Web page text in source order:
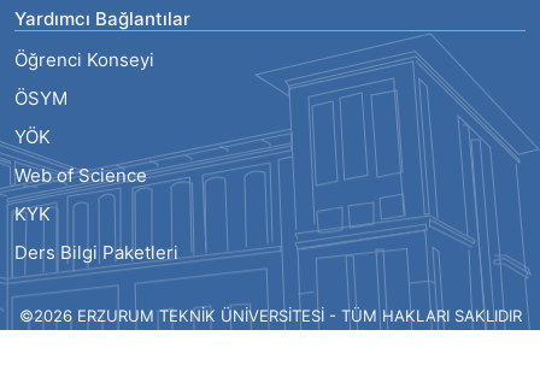
Yardımcı Bağlantılar
Öğrenci Konseyi
ÖSYM
YÖK
Web of Science
KYK
Ders Bilgi Paketleri
©2026 ERZURUM TEKNİK ÜNİVERSİTESİ - TÜM HAKLARI SAKLIDIR